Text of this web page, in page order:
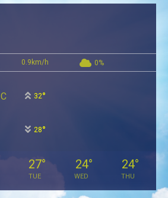
0.9km/h 0%
C 32°
28°
27°
TUE
24°
WED
24°
THU